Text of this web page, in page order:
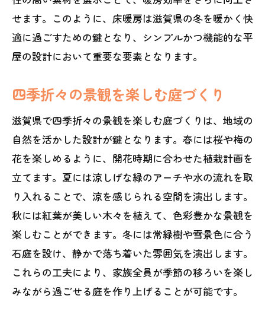
せます。このように、床暖房は滋賀県の冬を暖かく快
適に過ごすための鍵となり、シンプルかつ機能的な平
屋の設計において重要な要素となります。
四季折々の景観を楽しむ庭づくり
滋賀県で四季折々の景観を楽しむ庭づくりは、地域の
自然を活かした設計が鍵となります。春には桜や梅の
花を楽しめるように、開花時期に合わせた植栽計画を
立てます。夏には涼しげな緑のアーチや水の流れを取
り入れることで、涼を感じられる空間を演出します。
秋には紅葉が美しい木々を植えて、色彩豊かな景観を
楽しむことができます。冬には常緑樹や雪景色に合う
石庭を設け、静かで落ち着いた雰囲気を演出します。
これらの工夫により、家族全員が季節の移ろいを楽し
みながら過ごせる庭を作り上げることが可能です。